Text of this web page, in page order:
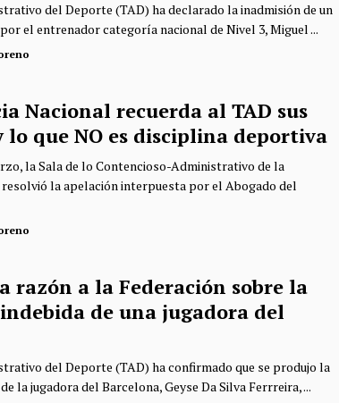
del Deporte (TAD) ha declarado la inadmisión de un
el entrenador categoría nacional de Nivel 3, Miguel ...
Nacional recuerda al TAD sus
lo que NO es disciplina deportiva
la Sala de lo Contencioso-Administrativo de la
la apelación interpuesta por el Abogado del
razón a la Federación sobre la
de una jugadora del
del Deporte (TAD) ha confirmado que se produjo la
la jugadora del Barcelona, Geyse Da Silva Ferrreira, ...